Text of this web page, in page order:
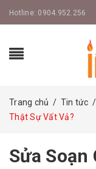
Hotline: 0904.952.256
Trang chủ / Tin tức /
Thật Sự Vất Vả?
Sửa Soạn